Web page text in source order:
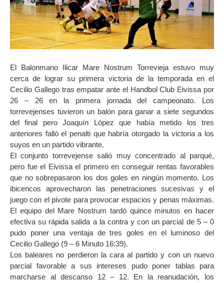
El Balonmano Ilicar Mare Nostrum Torrevieja estuvo muy
cerca de lograr su primera victoria de la temporada en el
Cecilio Gallego tras empatar ante el Handbol Club Eivissa por
26 – 26 en la primera jornada del campeonato. Los
torrevejenses tuvieron un balón para ganar a siete segundos
del final pero Joaquín López que había metido los tres
anteriores falló el penalti que habría otorgado la victoria a los
suyos en un partido vibrante.
El conjunto torrevejense salió muy concentrado al parqué,
pero fue el Eivissa el primero en conseguir rentas favorables
que no sobrepasaron los dos goles en ningún momento. Los
ibicencos aprovecharon las penetraciones sucesivas y el
juego con el pivote para provocar espacios y penas máximas.
El equipo del Mare Nostrum tardó quince minutos en hacer
efectiva su rápida salida a la contra y con un parcial de 5 – 0
pudo poner una ventaja de tres goles en el luminoso del
Cecilio Gallego (9 – 6 Minuto 16:39).
Los baleares no perdieron la cara al partido y con un nuevo
parcial favorable a sus intereses pudo poner tablas para
marcharse al descanso 12 – 12. En la reanudación, los